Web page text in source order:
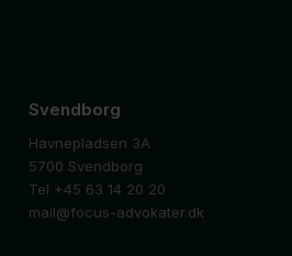
Svendborg
Havnepladsen 3A
5700 Svendborg
Tel +45 63 14 20 20
mail@focus-advokater.dk